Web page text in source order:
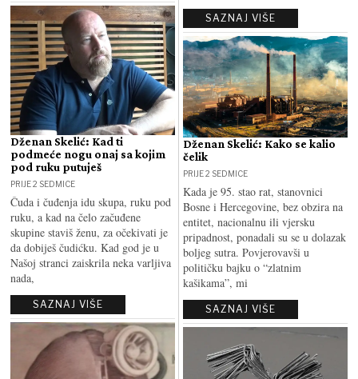
SAZNAJ VIŠE
Dženan Skelić: Kad ti
podmeće nogu onaj sa kojim
pod ruku putuješ
PRIJE 2 SEDMICE
Čuda i čuđenja idu skupa, ruku pod
ruku, a kad na čelo začuđene
skupine staviš ženu, za očekivati je
da dobiješ čudićku. Kad god je u
Našoj stranci zaiskrila neka varljiva
nada,
SAZNAJ VIŠE
Dženan Skelić: Kako se kalio
čelik
PRIJE 2 SEDMICE
Kada je 95. stao rat, stanovnici
Bosne i Hercegovine, bez obzira na
entitet, nacionalnu ili vjersku
pripadnost, ponadali su se u dolazak
boljeg sutra. Povjerovavši u
političku bajku o “zlatnim
kašikama”, mi
SAZNAJ VIŠE